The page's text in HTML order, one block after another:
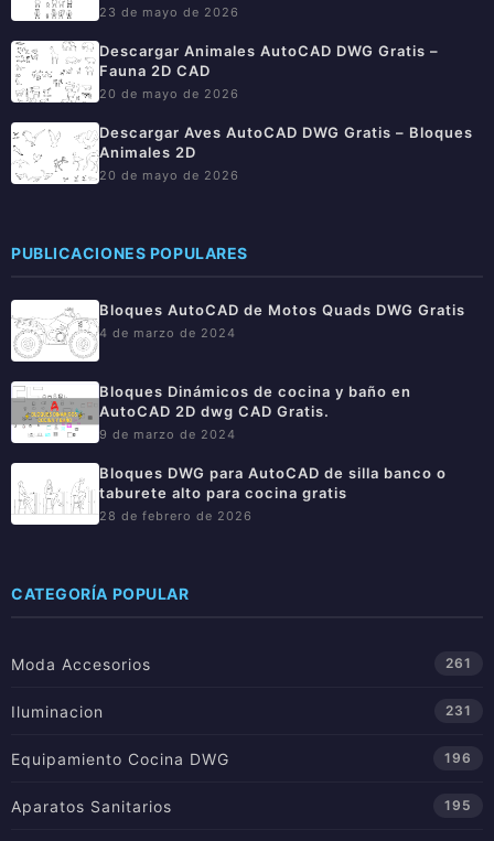
23 de mayo de 2026
Descargar Animales AutoCAD DWG Gratis –
Fauna 2D CAD
20 de mayo de 2026
Descargar Aves AutoCAD DWG Gratis – Bloques
Animales 2D
20 de mayo de 2026
PUBLICACIONES POPULARES
Bloques AutoCAD de Motos Quads DWG Gratis
4 de marzo de 2024
Bloques Dinámicos de cocina y baño en
AutoCAD 2D dwg CAD Gratis.
9 de marzo de 2024
Bloques DWG para AutoCAD de silla banco o
taburete alto para cocina gratis
28 de febrero de 2026
CATEGORÍA POPULAR
Moda Accesorios 261
Iluminacion 231
Equipamiento Cocina DWG 196
Aparatos Sanitarios 195